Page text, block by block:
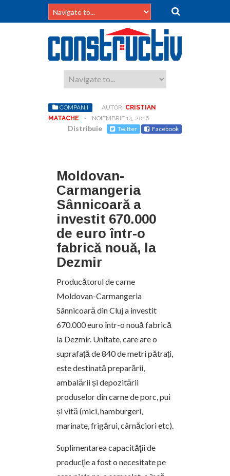
COMPANII AUTOR: CRISTIAN
MATACHE
- NOIEMBRIE 14, 2016
Distribuie Twitter Facebook
Moldovan-
Carmangeria
Sânnicoară a
investit 670.000
de euro într-o
fabrică nouă, la
Dezmir
Producătorul de carne
Moldovan-Carmangeria
Sânnicoară din Cluj a investit
670.000 euro într-o nouă fabrică
la Dezmir. Unitate, care are o
suprafață de 840 de metri pătrați,
este destinată preparării,
ambalării și depozitării
produselor din carne de porc, pui
și vită (mici, hamburgeri,
marinate, frigărui, cârnăciori etc).
Suplimentarea capacităţii de
producţie a fost o necesitate pe